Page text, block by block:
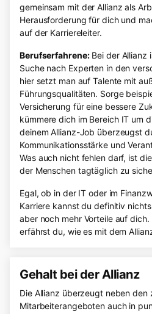
gemeinsam mit der Allianz als
Herausforderung für dich und
auf der Karriereleiter.
Berufserfahrene:Bei der Allianz
Suche nach Experten in den
hier setzt man auf Talente mit
Führungsqualitäten. Sorge
Versicherung für eine bessere
kümmere dich im Bereich IT um
deinem Allianz-Job überzeugst
Kommunikationsstärke und
Was auch nicht fehlen darf, ist
der Menschen tagtäglich zu
Egal, ob in der IT oder im
Karriere kannst du definitiv
aber noch mehr Vorteile auf
erfährst du, wie es mit dem
Gehalt bei der Allianz
Die Allianz überzeugt neben den
Mitarbeiterangeboten auch in